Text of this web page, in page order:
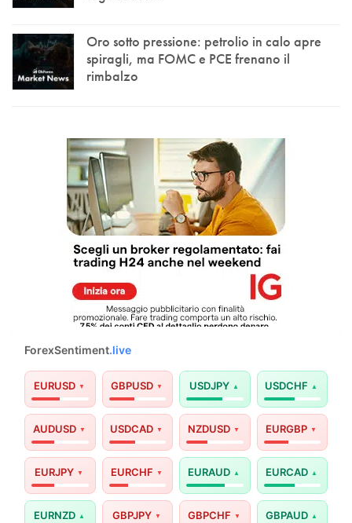
Oro sotto pressione: petrolio in calo apre
spiragli, ma FOMC e PCE frenano il
rimbalzo
ForexSentiment.live
EURUSD GBPUSD USDJPY USDCHF
AUDUSD USDCAD NZDUSD EURGBP
EURJPY EURCHF EURAUD EURCAD
EURNZD GBPJPY GBPCHF GBPAUD